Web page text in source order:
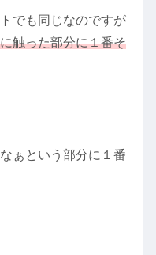
でも同じなのですが
触った部分に１番そ
ぁという部分に１番